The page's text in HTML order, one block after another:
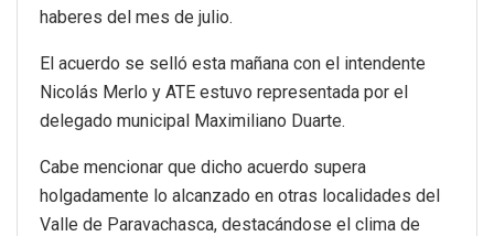
haberes del mes de julio.
El acuerdo se selló esta mañana con el intendente
Nicolás Merlo y ATE estuvo representada por el
delegado municipal Maximiliano Duarte.
Cabe mencionar que dicho acuerdo supera
holgadamente lo alcanzado en otras localidades del
Valle de Paravachasca, destacándose el clima de